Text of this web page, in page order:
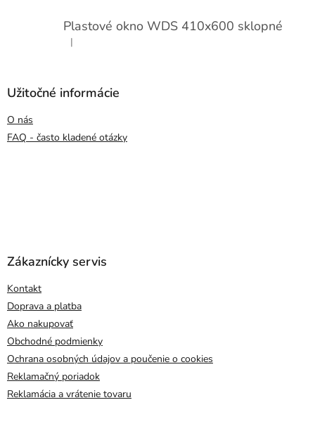
Plastové okno WDS 410x600 sklopné
Hodnotenie produktu je 5 z 5 hviezdičiek.
|
Užitočné informácie
O nás
FAQ - často kladené otázky
Zákaznícky servis
Kontakt
Doprava a platba
Ako nakupovať
Obchodné podmienky
Ochrana osobných údajov a poučenie o cookies
Reklamačný poriadok
Reklamácia a vrátenie tovaru